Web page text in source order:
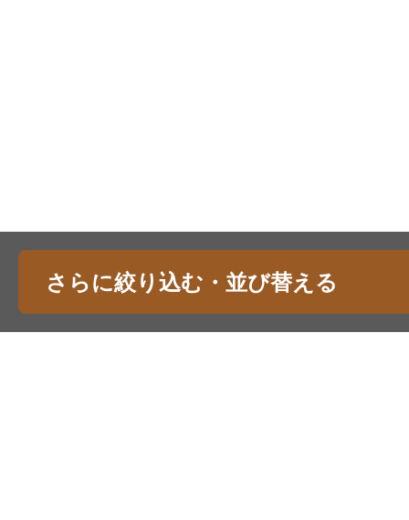
さらに絞り込む・並び替える